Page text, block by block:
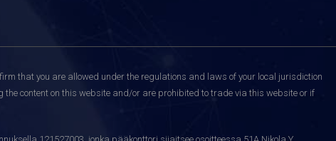
that you are allowed under the regulations and laws of your local jurisdiction
content on this website and/or are prohibited to trade via this website or if